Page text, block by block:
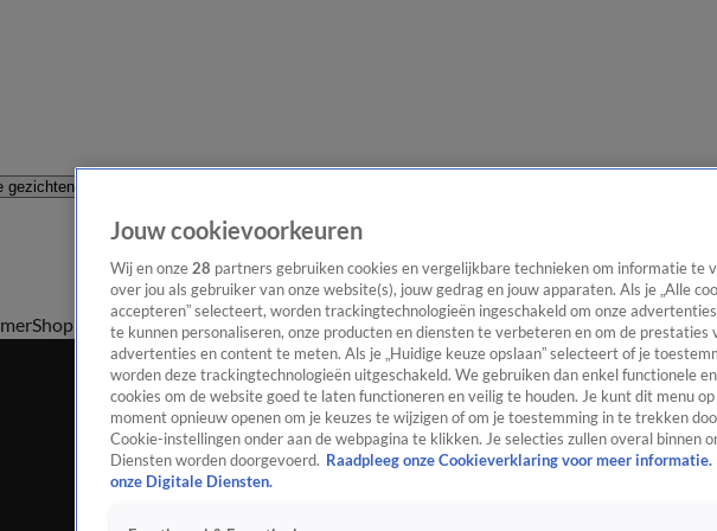
gezichten
Shop Uitzending bijwonen
Jouw cookievoorkeuren
Wij en onze 28 partners gebruiken cookies en vergelijkbare technieken om informatie te
over jou als gebruiker van onze website(s), jouw gedrag en jouw apparaten. Als je „Alle
accepteren” selecteert, worden trackingtechnologieën ingeschakeld om onze
te kunnen personaliseren, onze producten en diensten te verbeteren en om de prestaties
advertenties en content te meten. Als je „Huidige keuze opslaan” selecteert of je
worden deze trackingtechnologieën uitgeschakeld. We gebruiken dan enkel functionele
cookies om de website goed te laten functioneren en veilig te houden. Je kunt dit menu
moment opnieuw openen om je keuzes te wijzigen of om je toestemming in te trekken
Cookie-instellingen onder aan de webpagina te klikken. Je selecties zullen overal binnen
Diensten worden doorgevoerd. Raadpleeg onze Cookieverklaring voor meer informatie.
onze Digitale Diensten.